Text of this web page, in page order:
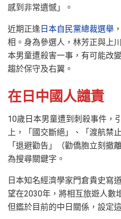
感到非常遺憾」。
近期正逢 日本自民黨總裁選舉
相。身為參選人，林芳正與上
本男童遭殺害一事，有可能改
趨於保守及右翼。
在日中國人譴責
10歲日本男童遭到刺殺事件，
上，「國交斷絕」、「渡航禁
「退避勸告」（勸僑胞立刻撤
為搜尋關鍵字。
日本知名經濟學家門倉貴史寫
望在2030年，將相互旅遊人數
但鑑於目前的中日關係，設定